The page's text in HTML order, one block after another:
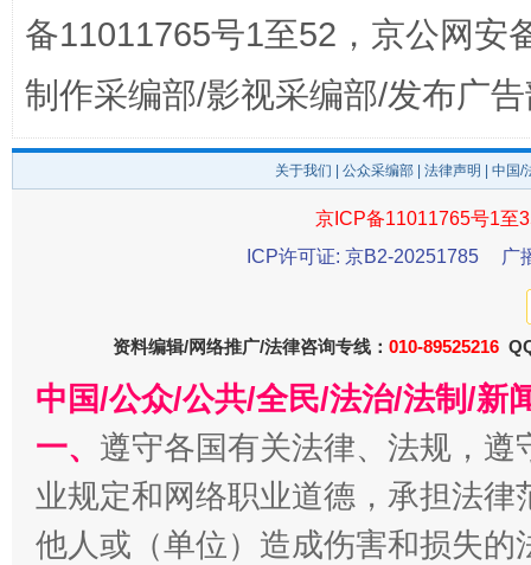
公平竞争审查“十大案例”出炉！ 一纸欠
东山县通报“牛蛙产品抗生素超标问题” 法
备11011765号1至52，京公网安
制作采编部/影视采编部/发布广
关于我们 公众采编部 法律声明 | 中国
京ICP备11011765号1至
ICP许可证: 京B2-20251785
广
资料编辑/网络推广/法律咨询专线： 010-89525216
中国/公众/公共/全民/法治/法制/新
一、 遵守各国有关法律、法规，
业规定和网络职业道德，承担法
他人或（单位）造成伤害和损失